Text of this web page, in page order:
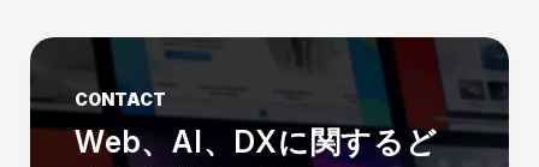
CONTACT
Web、AI、DXに関する ど